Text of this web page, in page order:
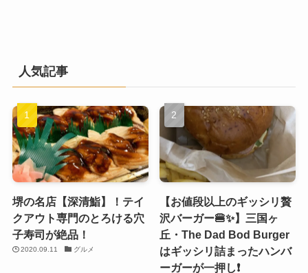
人気記事
堺の名店【深清鮨】！テイ
クアウト専門のとろける穴
子寿司が絶品！
2020.09.11 グルメ
【お値段以上のギッシリ贅
沢バーガー🍔✨】三国ヶ
丘・The Dad Bod Burger
はギッシリ詰まったハンバ
ーガーが一押し❗️